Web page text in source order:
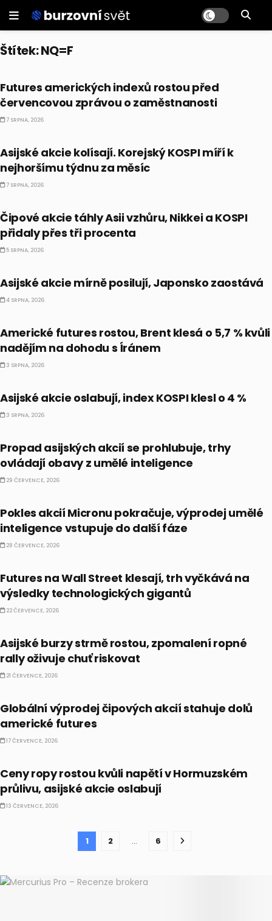
Štítek:NQ=F
Futures amerických indexů rostou před
červencovou zprávou o zaměstnanosti
7 SRPNA, 2026
Asijské akcie kolísají. Korejský KOSPI míří k
nejhoršímu týdnu za měsíc
7 SRPNA, 2026
Čipové akcie táhly Asii vzhůru, Nikkei a KOSPI
přidaly přes tři procenta
5 SRPNA, 2026
Asijské akcie mírně posilují, Japonsko zaostává
4 SRPNA, 2026
Americké futures rostou, Brent klesá o 5,7 % kvůli
nadějím na dohodu s Íránem
3 SRPNA, 2026
Asijské akcie oslabují, index KOSPI klesl o 4 %
3 SRPNA, 2026
Propad asijských akcií se prohlubuje, trhy
ovládají obavy z umělé inteligence
29 ČERVENCE, 2026
Pokles akcií Micronu pokračuje, výprodej umělé
inteligence vstupuje do další fáze
28 ČERVENCE, 2026
Futures na Wall Street klesají, trh vyčkává na
výsledky technologických gigantů
22 ČERVENCE, 2026
Asijské burzy strmě rostou, zpomalení ropné
rally oživuje chuť riskovat
21 ČERVENCE, 2026
Globální výprodej čipových akcií stahuje dolů
americké futures
17 ČERVENCE, 2026
Ceny ropy rostou kvůli napětí v Hormuzském
průlivu, asijské akcie oslabují
13 ČERVENCE, 2026
1 2 … 6